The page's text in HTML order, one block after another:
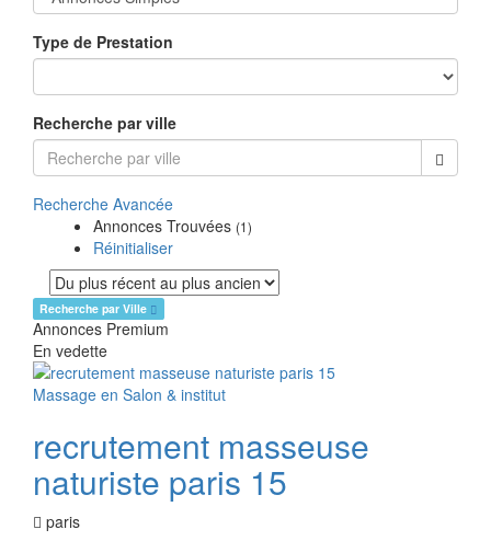
Type de Prestation
Recherche par ville
Recherche Avancée
Annonces Trouvées (1)
Réinitialiser
Recherche par Ville
Annonces Premium
En vedette
Massage en Salon & institut
recrutement masseuse
naturiste paris 15
paris